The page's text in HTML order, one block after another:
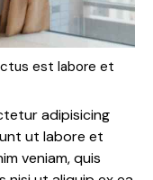
est labore et
adipisicing
ut labore et
veniam, quis